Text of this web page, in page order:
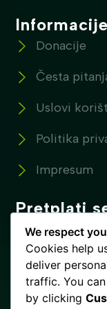
Informacije
Donacije
Česta
Uslovi
Politika
Impresum
Pretplati
Pretplatite se na
We respect
Cookies help
deliver
traffic. You
by clicking